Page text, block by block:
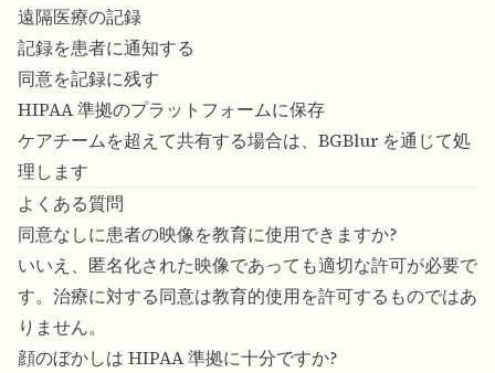
遠隔医療の記録
記録を患者に通知する
同意を記録に残す
HIPAA 準拠のプラットフォームに保存
ケアチームを超えて共有する場合は、BGBlur を通じて処
理します
よくある質問
同意なしに患者の映像を教育に使用できますか?
いいえ、匿名化された映像であっても適切な許可が必要で
す。治療に対する同意は教育的使用を許可するものではあ
りません。
顔のぼかしは HIPAA 準拠に十分ですか?